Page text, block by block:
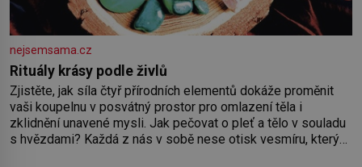
nejsemsama.cz
Rituály krásy podle živlů
Zjistěte, jak síla čtyř přírodních elementů dokáže proměnit
vaši koupelnu v posvátný prostor pro omlazení těla i
zklidnění unavené mysli. Jak pečovat o pleť a tělo v souladu
s hvězdami? Každá z nás v sobě nese otisk vesmíru, který